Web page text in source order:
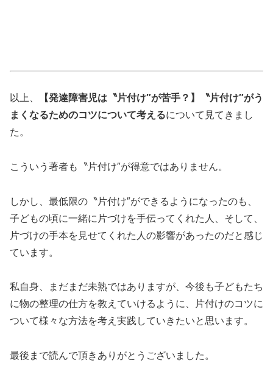
以上、
【発達障害児は〝片付け″が苦手？】〝片付け″がう
まくなるためのコツについて考えるについて見てきまし
た。
こういう著者も〝片付け″が得意ではありません。
しかし、最低限の〝片付け″ができるようになったのも、
子どもの頃に一緒に片づけを手伝ってくれた人、そして、
片づけの手本を見せてくれた人の影響があったのだと感じ
ています。
私自身、まだまだ未熟ではありますが、今後も子どもたち
に物の整理の仕方を教えていけるように、片付けのコツに
ついて様々な方法を考え実践していきたいと思います。
最後まで読んで頂きありがとうございました。